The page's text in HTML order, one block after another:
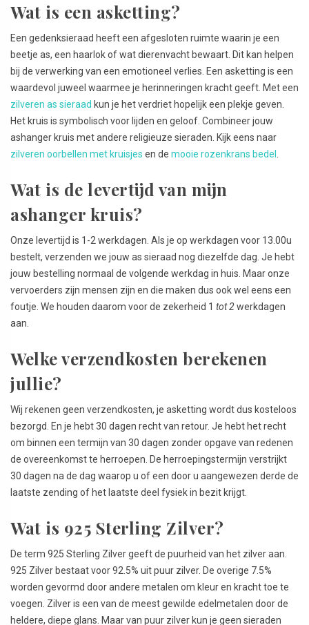
Wat is een asketting?
Een gedenksieraad heeft een afgesloten ruimte waarin je een
beetje as, een haarlok of wat dierenvacht bewaart. Dit kan helpen
bij de verwerking van een emotioneel verlies. Een asketting is een
waardevol juweel waarmee je herinneringen kracht geeft. Met een
zilveren as sieraad kun je het verdriet hopelijk een plekje geven.
Het kruis is symbolisch voor lijden en geloof. Combineer jouw
ashanger kruis met andere religieuze sieraden. Kijk eens naar
zilveren oorbellen met kruisjes en de mooie rozenkrans bedel .
Wat is de levertijd van mijn
ashanger kruis?
Onze levertijd is 1-2 werkdagen. Als je op werkdagen voor 13.00u
bestelt, verzenden we jouw as sieraad nog diezelfde dag. Je hebt
jouw bestelling normaal de volgende werkdag in huis. Maar onze
vervoerders zijn mensen zijn en die maken dus ook wel eens een
foutje. We houden daarom voor de zekerheid 1 tot 2werkdagen
aan.
Welke verzendkosten berekenen
jullie?
Wij rekenen geen verzendkosten, je asketting wordt dus kosteloos
bezorgd. En je hebt 30 dagen recht van retour. Je hebt het recht
om binnen een termijn van 30 dagen zonder opgave van redenen
de overeenkomst te herroepen. De herroepingstermijn verstrijkt
30 dagen na de dag waarop u of een door u aangewezen derde de
laatste zending of het laatste deel fysiek in bezit krijgt.
Wat is 925 Sterling Zilver?
De term 925 Sterling Zilver geeft de puurheid van het zilver aan.
925 Zilver bestaat voor 92.5% uit puur zilver. De overige 7.5%
worden gevormd door andere metalen om kleur en kracht toe te
voegen. Zilver is een van de meest gewilde edelmetalen door de
heldere, diepe glans. Maar van puur zilver kun je geen sieraden